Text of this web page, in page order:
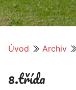
Úvod Archiv
8.třída